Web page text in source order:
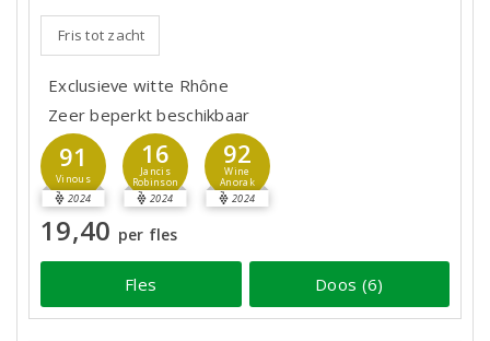
Fris tot zacht
Exclusieve witte Rhône
Zeer beperkt beschikbaar
91
Vinous
2024
16
Jancis
Robinson
2024
92
Wine
Anorak
2024
19,40 per fles
Fles Doos (6)